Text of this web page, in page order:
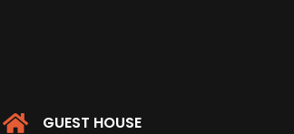
GUEST HOUSE